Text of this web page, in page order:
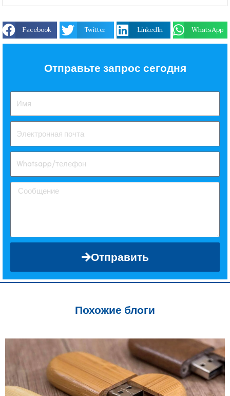
Facebook Twitter LinkedIn WhatsApp
Отправьте запрос сегодня
Отправить
Похожие блоги